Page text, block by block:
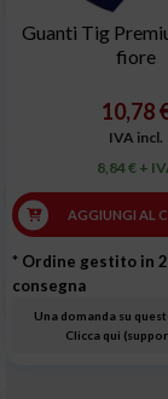
Guanti Tig
fiore
10,78
IVA incl.
8,84 € +
AGGIUNGI AL
* Ordine gestito in
consegna
Una domanda su
Clicca qui